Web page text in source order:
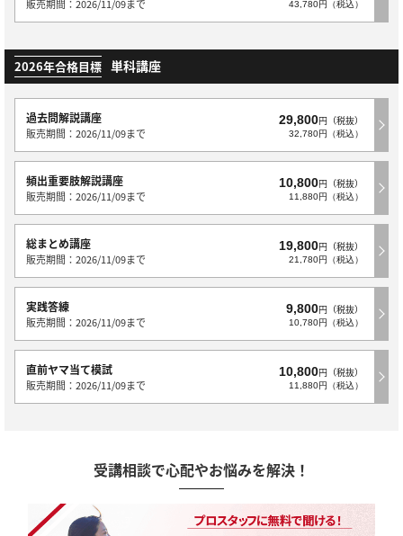
販売期間：2026/11/09まで 43,780円（税込）
2026年合格目標 単科講座
過去問解説講座
販売期間：2026/11/09まで
29,800円（税抜）
32,780円（税込）
頻出重要肢解説講座
販売期間：2026/11/09まで
10,800円（税抜）
11,880円（税込）
総まとめ講座
販売期間：2026/11/09まで
19,800円（税抜）
21,780円（税込）
実践答練
販売期間：2026/11/09まで
9,800円（税抜）
10,780円（税込）
直前ヤマ当て模試
販売期間：2026/11/09まで
10,800円（税抜）
11,880円（税込）
受講相談で心配やお悩みを解決！